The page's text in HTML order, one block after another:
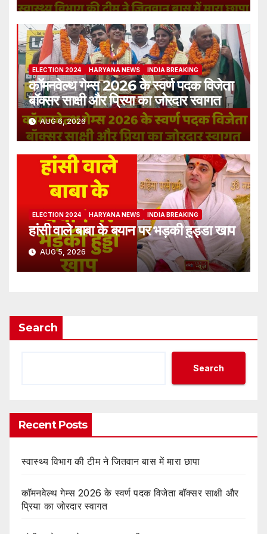
ELECTION 2024 HARYANA NEWS INDIA BREAKING
कॉमनवेल्थ गेम्स 2026 के स्वर्ण पदक विजेता
बॉक्सर साक्षी और प्रिया का जोरदार स्वागत
AUG 6, 2026
ELECTION 2024 HARYANA NEWS INDIA BREAKING
हांसी वाले बाबा के बयान पर भड़की हुड्डा खाप
AUG 5, 2026
Search
Search
Recent Posts
स्वास्थ्य विभाग की टीम ने जितवान बास में मारा छापा
कॉमनवेल्थ गेम्स 2026 के स्वर्ण पदक विजेता बॉक्सर साक्षी और
प्रिया का जोरदार स्वागत